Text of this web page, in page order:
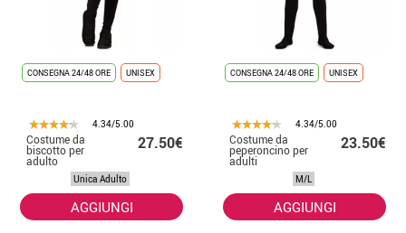
CONSEGNA 24/48 ORE UNISEX
4.34/5.00
Costume da
biscotto per
adulto
27.50€
Unica Adulto
AGGIUNGI
CONSEGNA 24/48 ORE UNISEX
4.34/5.00
Costume da
peperoncino per
adulti
23.50€
M/L
AGGIUNGI